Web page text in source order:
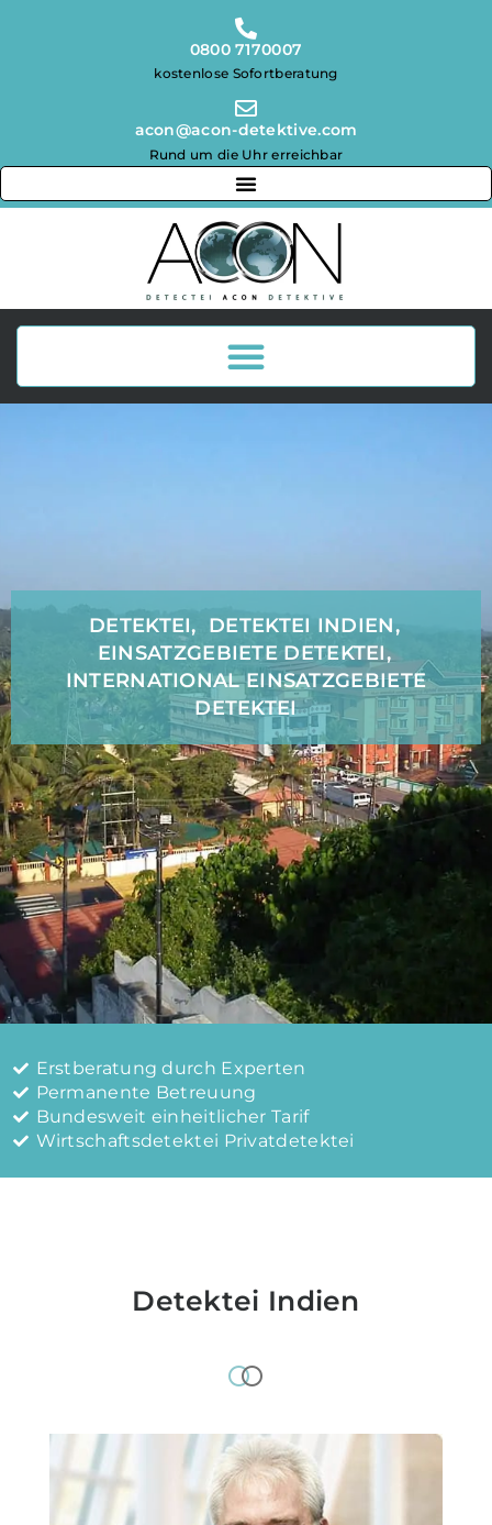
0800 7170007
kostenlose Sofortberatung
acon@acon-detektive.com
Rund um die Uhr erreichbar
DETEKTEI, DETEKTEI INDIEN,
EINSATZGEBIETE DETEKTEI,
INTERNATIONAL EINSATZGEBIETE
DETEKTEI
Erstberatung durch Experten
Permanente Betreuung
Bundesweit einheitlicher Tarif
Wirtschaftsdetektei Privatdetektei
Detektei Indien